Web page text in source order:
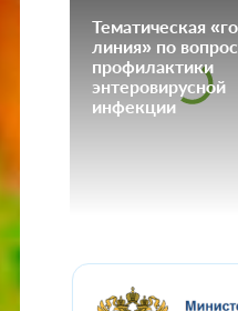
Тематическая
линия» по
профилактики
энтеровирусной
инфекции